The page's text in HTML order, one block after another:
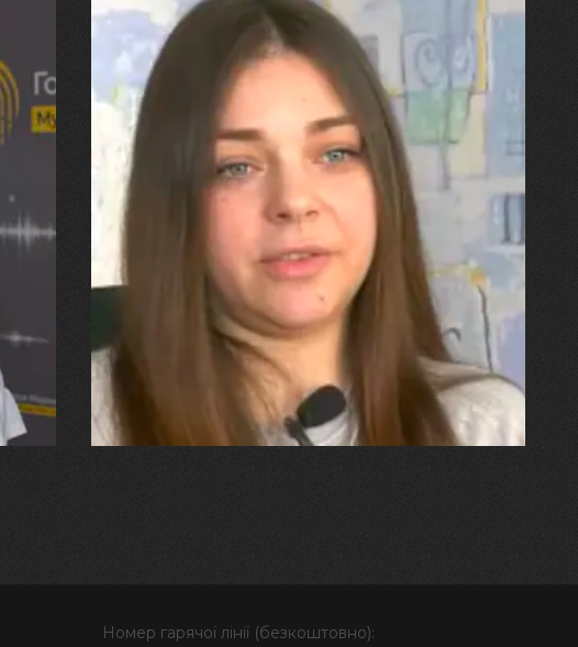
27.07.2026
"Я перенесла 11 операцій, та
плакала від фантомного
болю. Але маленька донька
бере за руку і змушує йти
далі"
Номер гарячої лінії (безкоштовно):